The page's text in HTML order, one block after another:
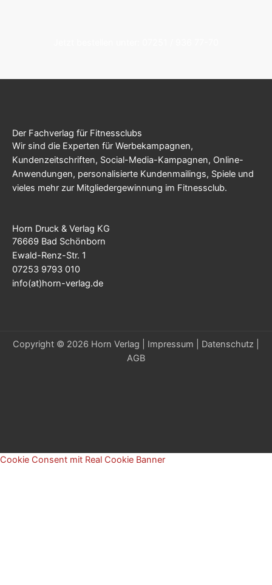
Der Fachverlag für Fitnessclubs
Wir sind die Experten für Werbekampagnen,
Kundenzeitschriften, Social-Media-Kampagnen, Online-
Anwendungen, personalisierte Kundenmailings, Spiele und
vieles mehr zur Mitgliedergewinnung im Fitnessclub.
Horn Druck & Verlag KG
76669 Bad Schönborn
Ewald-Renz-Str. 1
07253 9793 010
info(at)horn-verlag.de
Copyright © 2026 Horn Verlag | Impressum Datenschutz
AGB
Cookie Consent mit Real Cookie Banner